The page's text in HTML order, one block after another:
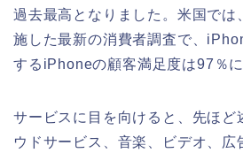
過去最高となりました。米国では
施した最新の消費者調査で、
するiPhoneの顧客満足度は97％に
サービスに目を向けると、先ほど
ウドサービス、音楽、ビデオ、広